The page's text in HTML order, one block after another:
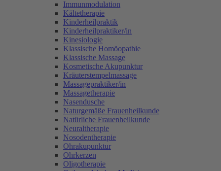
Immunmodulation
Kältetherapie
Kinderheilpraktik
Kinderheilpraktiker/in
Kinesiologie
Klassische Homöopathie
Klassische Massage
Kosmetische Akupunktur
Kräuterstempelmassage
Massagepraktiker/in
Massagetherapie
Nasendusche
Naturgemäße Frauenheilkunde
Natürliche Frauenheilkunde
Neuraltherapie
Nosodentherapie
Ohrakupunktur
Ohrkerzen
Oligotherapie